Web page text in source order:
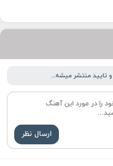
تایید منتشر میشه...
ارسال نظر